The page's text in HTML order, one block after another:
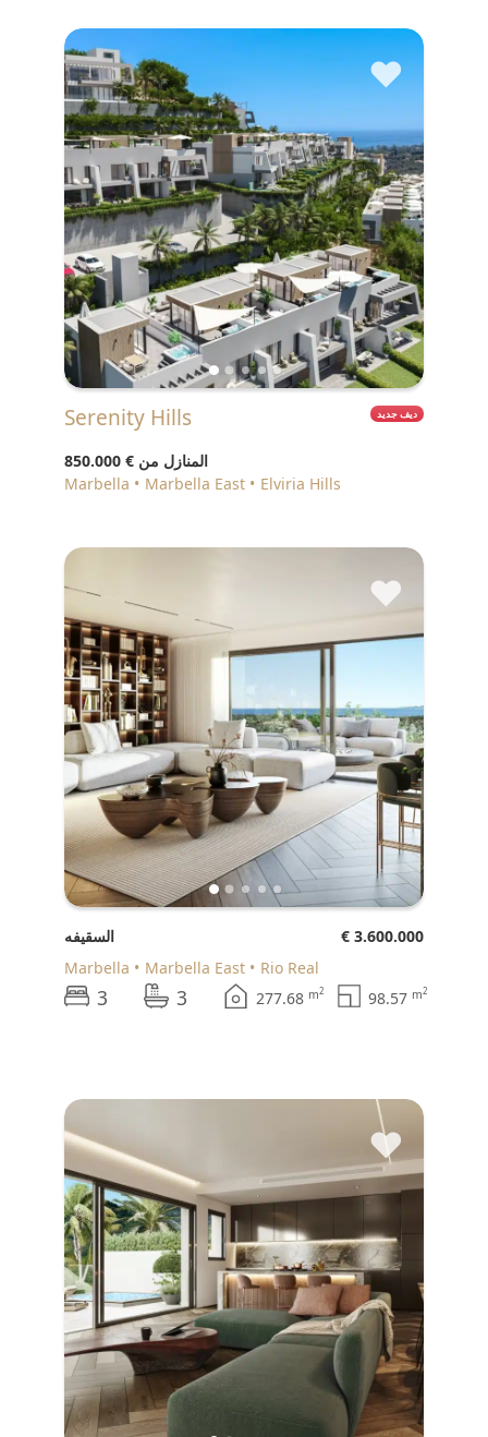
♥
ديف جديد Serenity Hills
المنازل من € 850.000
Marbella
Marbella East Elviria Hills
♥
السقيفه
€ 3.600.000
Marbella
Marbella East Rio Real
3 3 277.68 m2 98.57 m2
♥